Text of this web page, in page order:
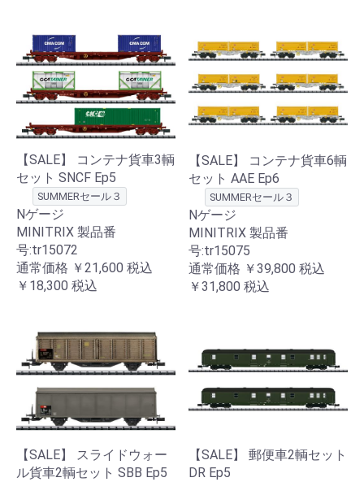
【SALE】 コンテナ貨車3輌
セット SNCF Ep5
SUMMERセール３
Nゲージ
MINITRIX 製品番
号:tr15072
通常価格 ￥21,600 税込
￥18,300 税込
【SALE】 コンテナ貨車6輌
セット AAE Ep6
SUMMERセール３
Nゲージ
MINITRIX 製品番
号:tr15075
通常価格 ￥39,800 税込
￥31,800 税込
【SALE】 スライドウォー
ル貨車2輌セット SBB Ep5
【SALE】 郵便車2輌セット
DR Ep5